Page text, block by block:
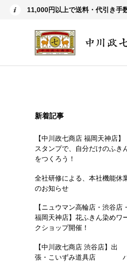
11,000円以上で送料・代引き手
新着記事
【中川政七商店 福岡天神店】
スタンプで、自分だけのふき
をつくろう！
全社研修による、本社機能休
のお知らせ
【ニュウマン高輪店・渋谷店・
福岡天神店】花ふきん染めワ
クショップ開催！
【中川政七商店 渋谷店】出
張・こいずみ道具店